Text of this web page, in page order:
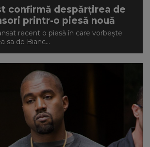
confirmă despărțirea de
printr-o piesă nouă
recent o piesă în care vorbește
sa de Bianc...